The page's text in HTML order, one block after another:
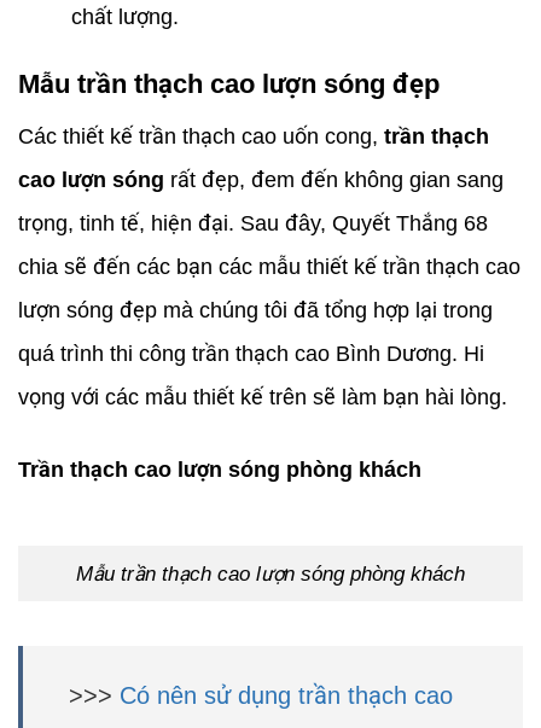
chất lượng.
Mẫu trần thạch cao lượn sóng đẹp
Các thiết kế trần thạch cao uốn cong, trần thạch
cao lượn sóng rất đẹp, đem đến không gian sang
trọng, tinh tế, hiện đại. Sau đây, Quyết Thắng 68
chia sẽ đến các bạn các mẫu thiết kế trần thạch cao
lượn sóng đẹp mà chúng tôi đã tổng hợp lại trong
quá trình thi công trần thạch cao Bình Dương. Hi
vọng với các mẫu thiết kế trên sẽ làm bạn hài lòng.
Trần thạch cao lượn sóng phòng khách
Mẫu trần thạch cao lượn sóng phòng khách
>>> Có nên sử dụng trần thạch cao